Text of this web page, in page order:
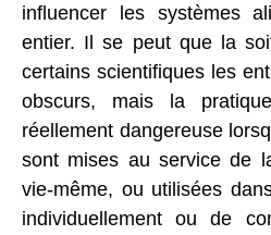
influencer les systèmes
entier. Il se peut que la
certains scientifiques les
obscurs, mais la
réellement dangereuse
sont mises au service de
vie-même, ou utilisées
individuellement ou de